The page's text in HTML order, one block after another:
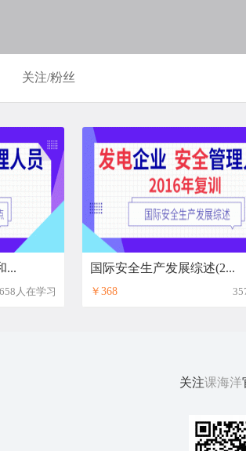
关注/粉丝
...
658人在学习
国际安全生产发展综述(2...
￥368
关注课海洋